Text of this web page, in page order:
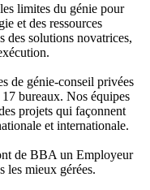
limites du génie pour
et des ressources
des solutions novatrices,
de génie-conseil privées
17 bureaux. Nos équipes
projets qui façonnent
et internationale.
de BBA un Employeur
les mieux gérées.